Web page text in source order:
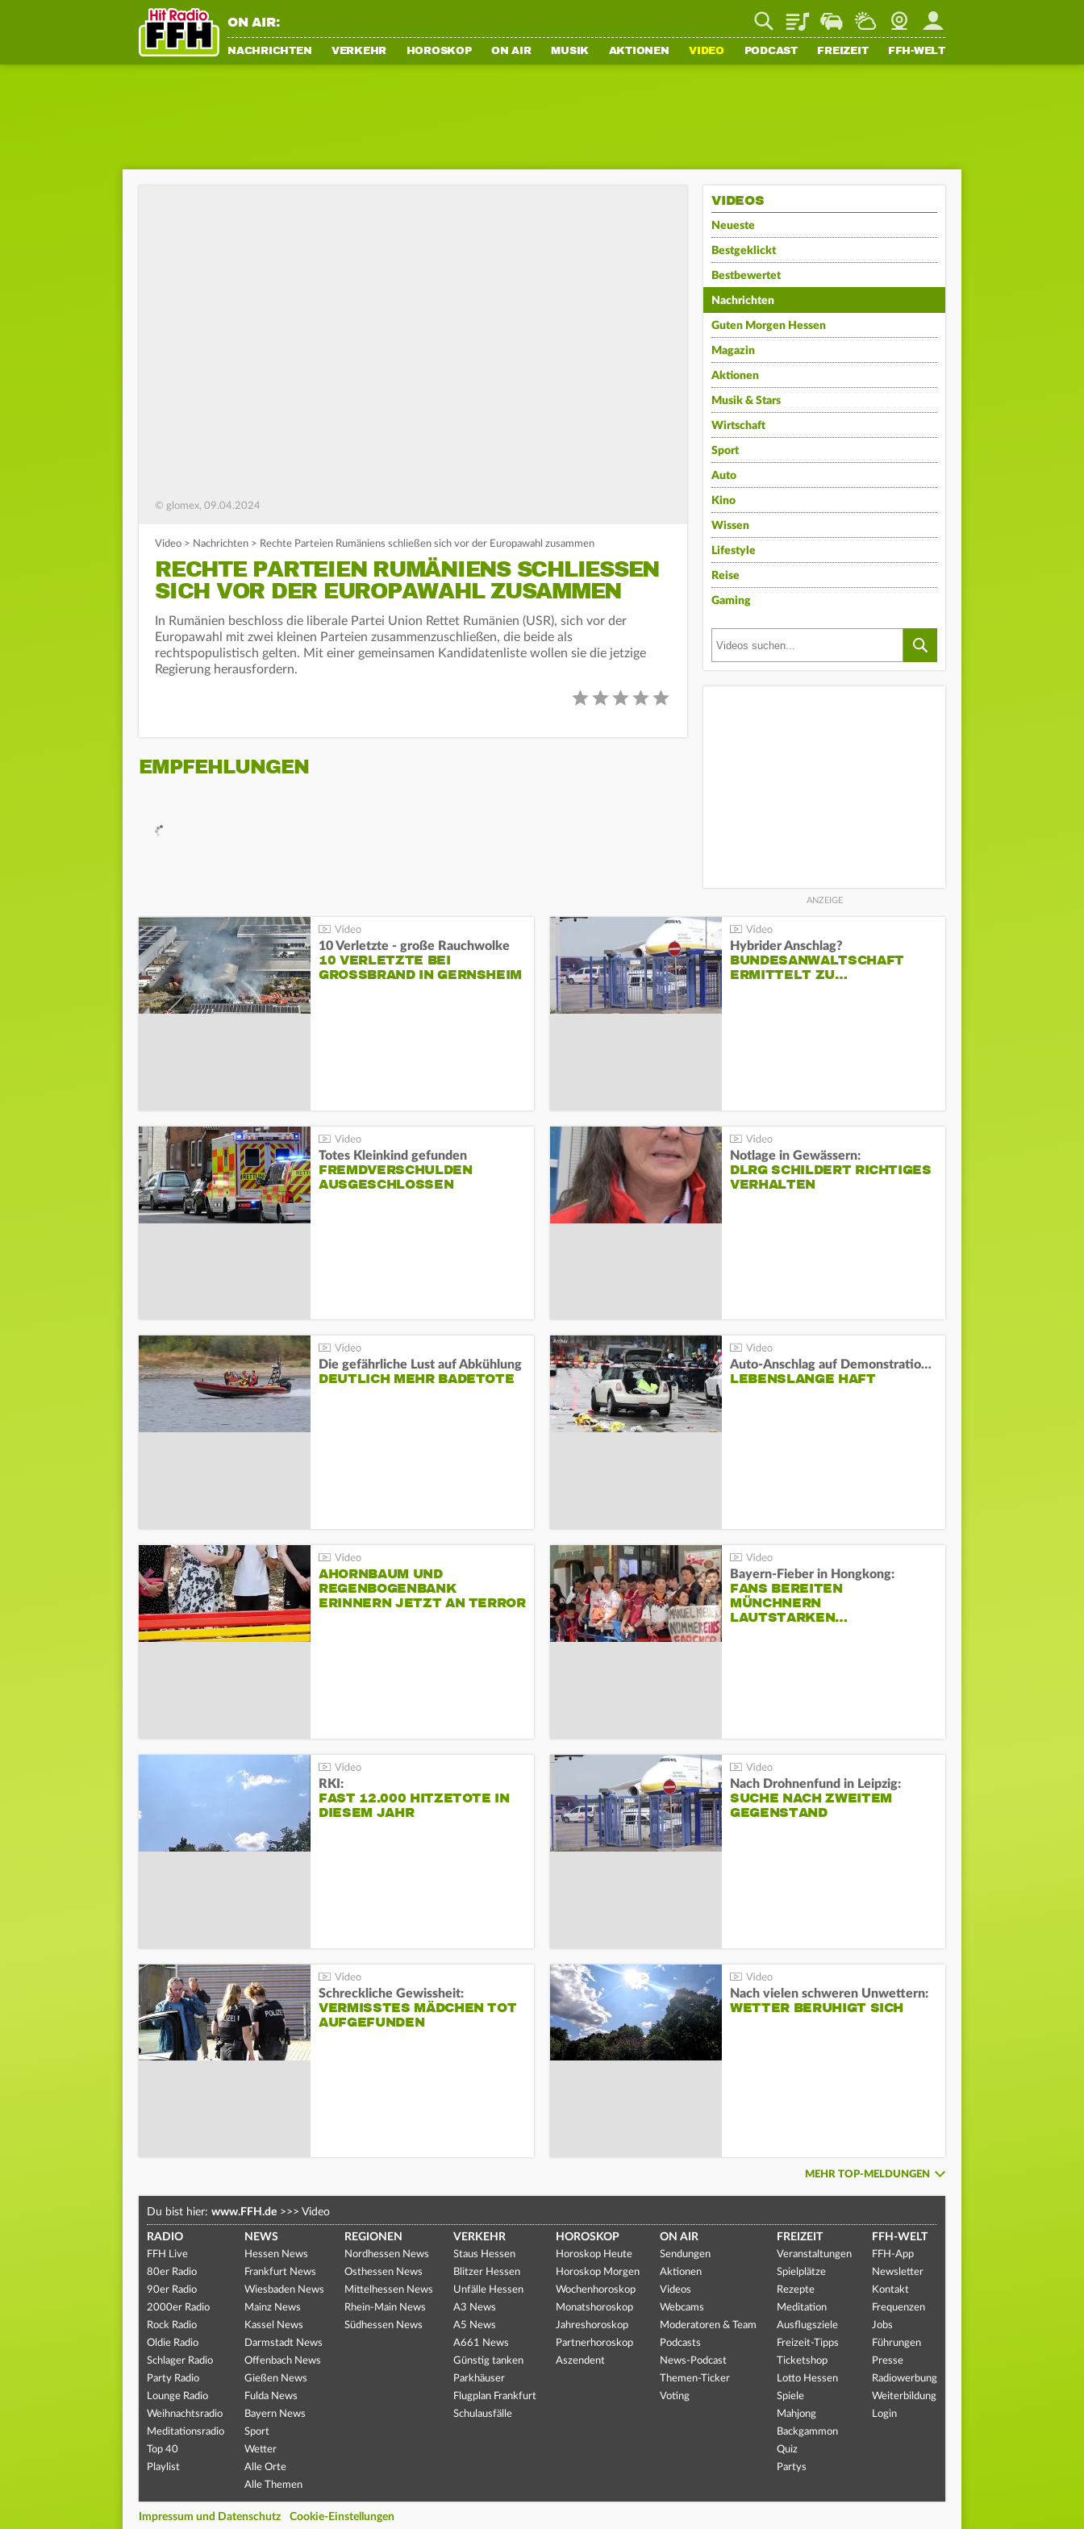
ON AIR: PlaylistStaupilotWetterWebcamMein FFH
NACHRICHTEN VERKEHR HOROSKOP ON AIR MUSIK AKTIONEN VIDEO PODCAST FREIZEIT FFH-WELT
© glomex, 09.04.2024
Video > Nachrichten > Rechte Parteien Rumäniens schließen sich vor der Europawahl zusammen
RECHTE PARTEIEN RUMÄNIENS SCHLIESSEN S
ICH VOR DER EUROPAWAHL ZUSAMMEN
In Rumänien beschloss die liberale Partei Union Rettet Rumänien (USR), sich vor der
Europawahl mit zwei kleinen Parteien zusammenzuschließen, die beide als
rechtspopulistisch gelten. Mit einer gemeinsamen Kandidatenliste wollen sie die jetzige
Regierung herausfordern.
EMPFEHLUNGEN
VIDEOS
Neueste
Bestgeklickt
Bestbewertet
Nachrichten
Guten Morgen Hessen
Magazin
Aktionen
Musik & Stars
Wirtschaft
Sport
Auto
Kino
Wissen
Lifestyle
Reise
Gaming
10 Verletzte - große Rauchwolke
10 VERLETZTE BEI
GROSSBRAND IN GERNSHEIM
Hybrider Anschlag?
BUNDESANWALTSCHAFT
ERMITTELT ZU…
Totes Kleinkind gefunden
FREMDVERSCHULDEN
AUSGESCHLOSSEN
Notlage in Gewässern:
DLRG SCHILDERT RICHTIGES
VERHALTEN
Die gefährliche Lust auf Abkühlung
DEUTLICH MEHR BADETOTE
Auto-Anschlag auf Demonstration in München:
LEBENSLANGE HAFT
AHORNBAUM UND
REGENBOGENBANK
ERINNERN JETZT AN TERROR
Bayern-Fieber in Hongkong:
FANS BEREITEN
MÜNCHNERN
LAUTSTARKEN…
RKI:
FAST 12.000 HITZETOTE IN
DIESEM JAHR
Nach Drohnenfund in Leipzig:
SUCHE NACH ZWEITEM
GEGENSTAND
Schreckliche Gewissheit:
VERMISSTES MÄDCHEN TOT
AUFGEFUNDEN
Nach vielen schweren Unwettern:
WETTER BERUHIGT SICH
MEHR TOP-MELDUNGEN
Du bist hier: www.FFH.de >>> Video
RADIO
FFH Live
80er Radio
90er Radio
2000er Radio
Rock Radio
Oldie Radio
Schlager Radio
Party Radio
Lounge Radio
Weihnachtsradio
Meditationsradio
Top 40
Playlist
NEWS
Hessen News
Frankfurt News
Wiesbaden News
Mainz News
Kassel News
Darmstadt News
Offenbach News
Gießen News
Fulda News
Bayern News
Sport
Wetter
Alle Orte
Alle Themen
REGIONEN
Nordhessen News
Osthessen News
Mittelhessen News
Rhein-Main News
Südhessen News
VERKEHR
Staus Hessen
Blitzer Hessen
Unfälle Hessen
A3 News
A5 News
A661 News
Günstig tanken
Parkhäuser
Flugplan Frankfurt
Schulausfälle
HOROSKOP
Horoskop Heute
Horoskop Morgen
Wochenhoroskop
Monatshoroskop
Jahreshoroskop
Partnerhoroskop
Aszendent
ON AIR
Sendungen
Aktionen
Videos
Webcams
Moderatoren & Team
Podcasts
News-Podcast
Themen-Ticker
Voting
FREIZEIT
Veranstaltungen
Spielplätze
Rezepte
Meditation
Ausflugsziele
Freizeit-Tipps
Ticketshop
Lotto Hessen
Spiele
Mahjong
Backgammon
Quiz
Partys
FFH-WELT
FFH-App
Newsletter
Kontakt
Frequenzen
Jobs
Führungen
Presse
Radiowerbung
Weiterbildung
Login
Impressum und Datenschutz Cookie-Einstellungen